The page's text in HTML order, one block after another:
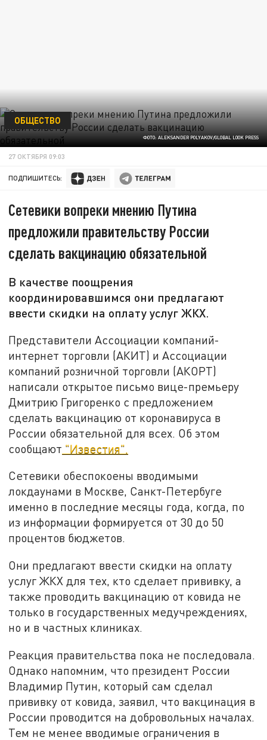
ФОТО: ALEKSANDER POLYAKOV/GLOBAL LOOK PRESS
ОБЩЕСТВО
27 ОКТЯБРЯ 09:03
ПОДПИШИТЕСЬ:
Сетевики вопреки мнению Путина
предложили правительству России
сделать вакцинацию обязательной
В качестве поощрения
координировавшимся они предлагают
ввести скидки на оплату услуг ЖКХ.
Представители Ассоциации компаний-
интернет торговли (АКИТ) и Ассоциации
компаний розничной торговли (АКОРТ)
написали открытое письмо вице-премьеру
Дмитрию Григоренко с предложением
сделать вакцинацию от коронавируса в
России обязательной для всех. Об этом
сообщают "Известия".
Сетевики обеспокоены вводимыми
локдаунами в Москве, Санкт-Петербуге
именно в последние месяцы года, когда, по
из информации формируется от 30 до 50
процентов бюджетов.
Они предлагают ввести скидки на оплату
услуг ЖКХ для тех, кто сделает прививку, а
также проводить вакцинацию от ковида не
только в государственных медучреждениях,
но и в частных клиниках.
Реакция правительства пока не последовала.
Однако напомним, что президент России
Владимир Путин, который сам сделал
прививку от ковида, заявил, что вакцинация в
России проводится на добровольных началах.
Тем не менее вводимые ограничения в